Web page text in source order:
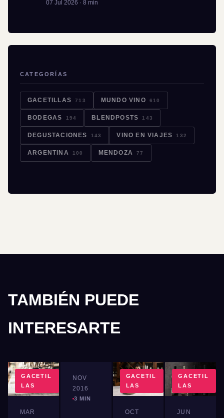
07 Jul 2026 · 8 min
CATEGORÍAS
GACETILLAS 713 MUNDO VINO 610
BODEGAS 194 BLENDPOSTS 143
DEGUSTACIONES 143 VINO EN VIAJES 132
ARGENTINA 100 MENDOZA 77
TAMBIÉN PUEDE
INTERESARTE
GACETIL
LAS
MAR
GACETIL
LAS
NOV
2016
3 MIN
GACETIL
LAS
OCT
GACETIL
LAS
JUN